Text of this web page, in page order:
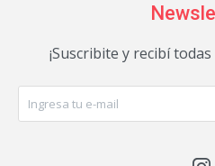
¡Suscribite y recibí